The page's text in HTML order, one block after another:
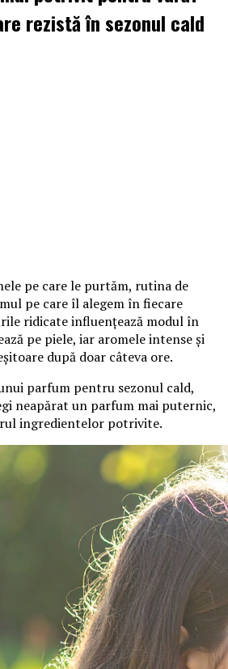
rezistă în sezonul cald
pe care le purtăm, rutina de
pe care îl alegem în fiecare
ridicate influențează modul în
pe piele, iar aromele intense și
după doar câteva ore.
parfum pentru sezonul cald,
neapărat un parfum mai puternic,
ingredientelor potrivite.